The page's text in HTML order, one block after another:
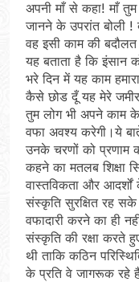
अपनी माँ से कहा! माँ
जानने के उपरांत बोली
वह इसी काम की
यह बताता है कि इंसान
भरे दिन में यह काम
कैसे छोड दूँ यह मेरे
तुम लोग भी अपने काम के
वफा अवश्य करेगी।ये
उनके चरणों को प्रणाम
कहने का मतलब शिक्षा
वास्तविकता और आदर्शों
संस्कृति सुरक्षित रह
वफादारी करने का ही
संस्कृति की रक्षा करते
थी ताकि कठिन
के प्रति वे जागरूक रहे